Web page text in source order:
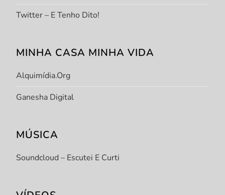
Twitter – E Tenho Dito!
MINHA CASA MINHA VIDA
Alquimídia.org
Ganesha Digital
MÚSICA
Soundcloud – Escutei E Curti